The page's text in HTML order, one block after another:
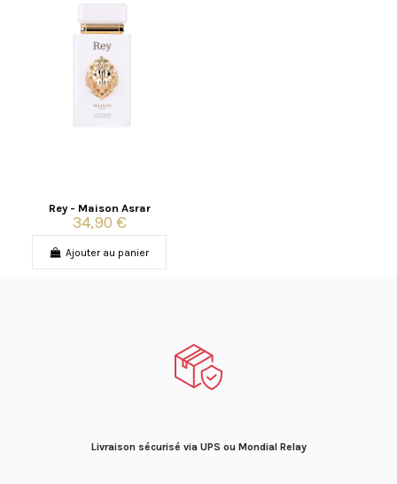
Rey - Maison Asrar
34,90 €
Ajouter au panier
Livraison sécurisé via UPS ou Mondial Relay